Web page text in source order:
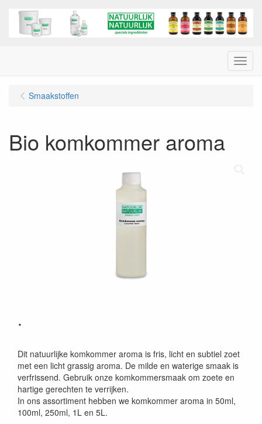
Menu
Smaakstoffen
Bio komkommer aroma
.
Dit natuurlijke komkommer aroma is fris, licht en subtiel zoet
met een licht grassig aroma. De milde en waterige smaak is
verfrissend. Gebruik onze komkommersmaak om zoete en
hartige gerechten te verrijken.
In ons assortiment hebben we komkommer aroma in 50ml,
100ml, 250ml, 1L en 5L.